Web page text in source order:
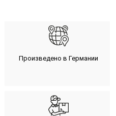
Произведено в Германии